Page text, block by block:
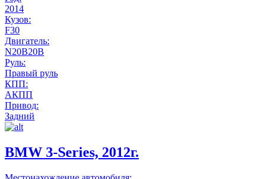
2014
Кузов:
F30
Двигатель:
N20B20B
Руль:
Правый руль
КПП:
АКПП
Привод:
Задний
BMW 3-Series, 2012г.